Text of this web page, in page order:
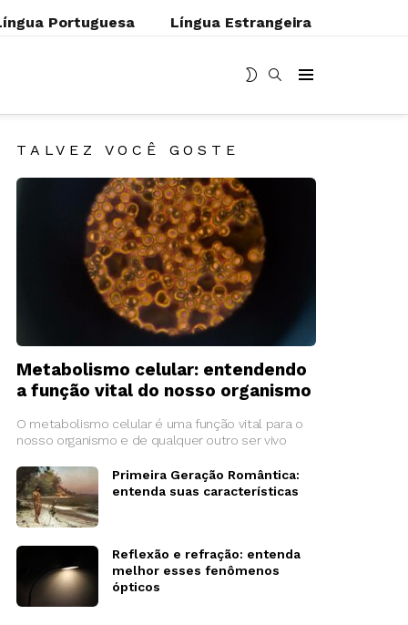
Portuguesa Língua Estrangeira
MUDARBUSCAR
TALVEZ VOCÊ GOSTE
Metabolismo celular: entendendo
a função vital do nosso organismo
O metabolismo celular é uma função vital para o
nosso organismo e de qualquer outro ser vivo
Primeira Geração Romântica:
entenda suas características
Reflexão e refração: entenda
melhor esses fenômenos
ópticos